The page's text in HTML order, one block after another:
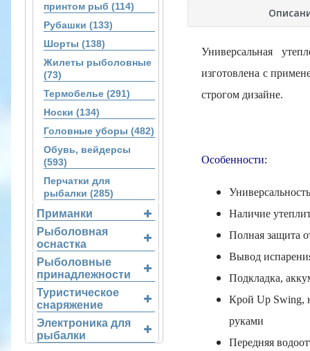
принтом рыб (114)
Рубашки (133)
Шорты (138)
Жилеты рыболовные
(73)
Термобелье (291)
Носки (134)
Головные уборы (482)
Обувь, вейдерсы
(593)
Перчатки для
рыбалки (285)
Приманки
Рыболовная
оснастка
Рыболовные
принадлежности
Туристическое
снаряжение
Электроника для
рыбалки
Универсальная
изготовлена с
строгом дизайне.
Особенности:
Универсальность
Наличие
Полная защита
Вывод
Подкладка,
Крой Up Swing,
руками
Передняя